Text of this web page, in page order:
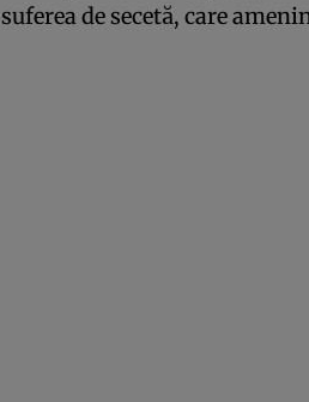
suferea de secetă, care